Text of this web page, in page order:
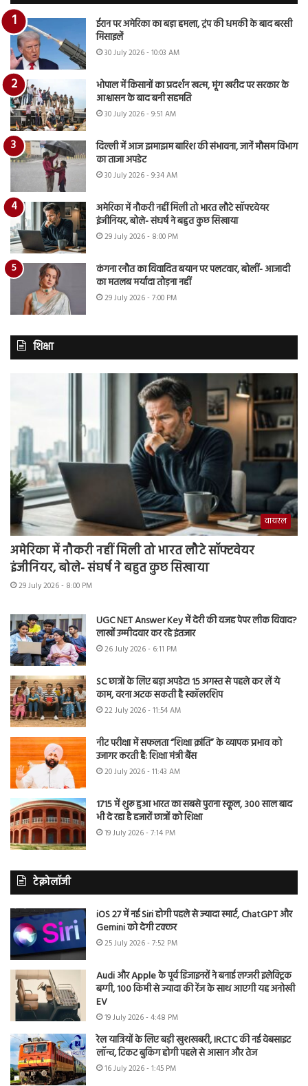
ईरान पर अमेरिका का बड़ा हमला, ट्रंप की धमकी के बाद बरसी
मिसाइलें
30 July 2026 - 10:03 AM
भोपाल में किसानों का प्रदर्शन खत्म, मूंग खरीद पर सरकार के
आश्वासन के बाद बनी सहमति
30 July 2026 - 9:51 AM
दिल्ली में आज झमाझम बारिश की संभावना, जानें मौसम विभाग
का ताजा अपडेट
30 July 2026 - 9:34 AM
अमेरिका में नौकरी नहीं मिली तो भारत लौटे सॉफ्टवेयर
इंजीनियर, बोले- संघर्ष ने बहुत कुछ सिखाया
29 July 2026 - 8:00 PM
कंगना रनौत का विवादित बयान पर पलटवार, बोलीं- आजादी
का मतलब मर्यादा तोड़ना नहीं
29 July 2026 - 7:00 PM
शिक्षा
वायरल
अमेरिका में नौकरी नहीं मिली तो भारत लौटे सॉफ्टवेयर
इंजीनियर, बोले- संघर्ष ने बहुत कुछ सिखाया
29 July 2026 - 8:00 PM
UGC NET Answer Key में देरी की वजह पेपर लीक विवाद?
लाखों उम्मीदवार कर रहे इंतजार
26 July 2026 - 6:11 PM
SC छात्रों के लिए बड़ा अपडेट! 15 अगस्त से पहले कर लें ये
काम, वरना अटक सकती है स्कॉलरशिप
22 July 2026 - 11:54 AM
नीट परीक्षा में सफलता “शिक्षा क्रांति” के व्यापक प्रभाव को
उजागर करती है: शिक्षा मंत्री बैंस
20 July 2026 - 11:43 AM
1715 में शुरू हुआ भारत का सबसे पुराना स्कूल, 300 साल बाद
भी दे रहा है हजारों छात्रों को शिक्षा
19 July 2026 - 7:14 PM
टेक्नोलॉजी
iOS 27 में नई Siri होगी पहले से ज्यादा स्मार्ट, ChatGPT और
Gemini को देगी टक्कर
25 July 2026 - 7:52 PM
Audi और Apple के पूर्व डिजाइनरों ने बनाई लग्जरी इलेक्ट्रिक
बग्गी, 100 किमी से ज्यादा की रेंज के साथ आएगी यह अनोखी
EV
19 July 2026 - 4:48 PM
रेल यात्रियों के लिए बड़ी खुशखबरी, IRCTC की नई वेबसाइट
लॉन्च, टिकट बुकिंग होगी पहले से आसान और तेज
16 July 2026 - 1:45 PM